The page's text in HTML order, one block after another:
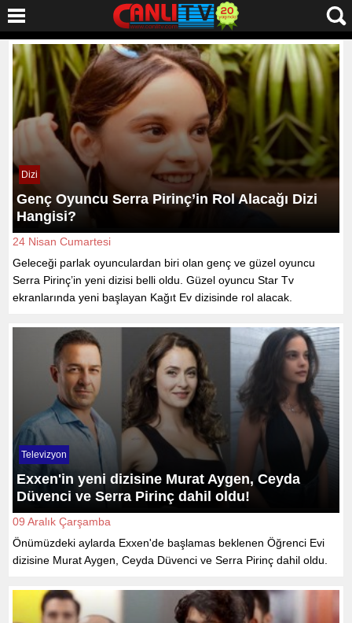
Dizi
Genç Oyuncu Serra Pirinç’in Rol Alacağı Dizi
Hangisi?
24 Nisan Cumartesi
Geleceği parlak oyunculardan biri olan genç ve güzel oyuncu
Serra Pirinç’in yeni dizisi belli oldu. Güzel oyuncu Star Tv
ekranlarında yeni başlayan Kağıt Ev dizisinde rol alacak.
Televizyon
Exxen'in yeni dizisine Murat Aygen, Ceyda
Düvenci ve Serra Pirinç dahil oldu!
09 Aralık Çarşamba
Önümüzdeki aylarda Exxen'de başlamas beklenen Öğrenci Evi
dizisine Murat Aygen, Ceyda Düvenci ve Serra Pirinç dahil oldu.